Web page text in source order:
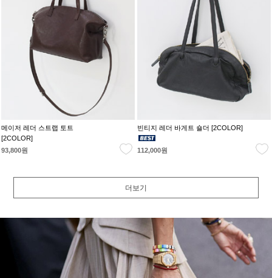
메이저 레더 스트랩 토트
[2COLOR]
93,800원
빈티지 레더 바게트 숄더 [2COLOR]
112,000원
더보기